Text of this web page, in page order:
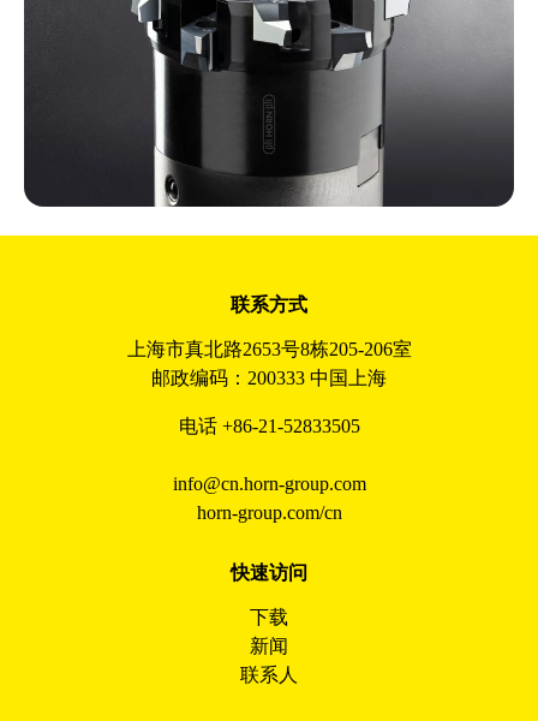
联系方式
上海市真北路2653号8栋205-206室
邮政编码：200333 中国上海
电话 +86-21-52833505
info@cn.horn-group.com
horn-group.com/cn
快速访问
下载
新闻
联系人